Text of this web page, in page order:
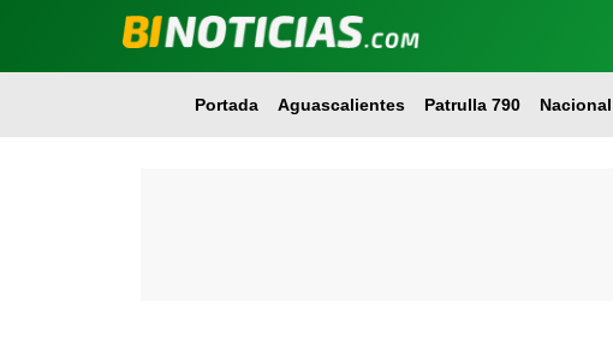
Portada Aguascalientes Patrulla 790 Nacional